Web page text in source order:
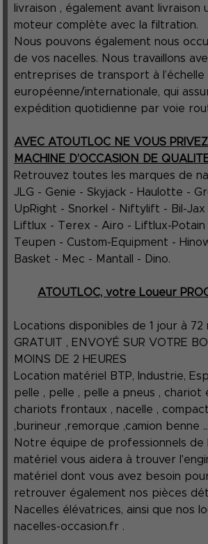
livraison , également avant livraison
moteur complète avec la filtration.
Nous pouvons également nous
de vos nacelles. Nous travaillons
entreprises de transport à l’échelle
européenne/internationale, qui
expédition quotidienne par voie
AVEC ATOUTLOC NE VOUS
MACHINE D’OCCASION DE
Retrouvez toutes les marques de
JLG - Genie - Skyjack - Haulotte -
UpRight - Snorkel - Niftylift - Bil-
Liftlux - Terex - Airo - Liftlux-Potain
Teupen - Custom-Equipment -
Basket - Mec - Mantall - Dino.
ATOUTLOC, votre Loueur
Locations disponibles de 1 jour à 72
GRATUIT , ENVOYÉ SUR VOTRE
MOINS DE 2 HEURES
Location matériel BTP, Industrie,
pelle , pelle , pelle a pneus , chariot
chariots frontaux , nacelle ,
,burineur ,remorque ,camion benne
Notre équipe de professionnels de
matériel vous aidera à trouver
matériel dont vous avez besoin
retrouver également nos pièces
Nacelles élévatrices, ainsi que nos
nacelles-occasion.fr .